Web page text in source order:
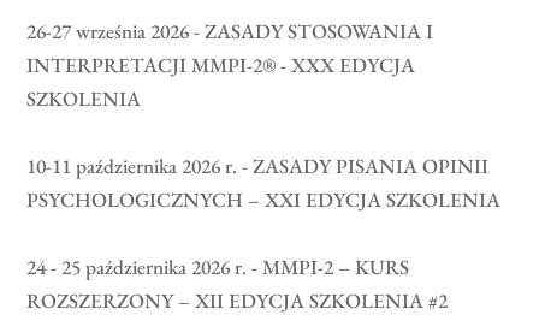
26-27 września 2026 - ZASADY STOSOWANIA I
INTERPRETACJI MMPI-2® - XXX EDYCJA
SZKOLENIA
10-11 października 2026 r. - ZASADY PISANIA OPINII
PSYCHOLOGICZNYCH – XXI EDYCJA SZKOLENIA
24 - 25 października 2026 r. - MMPI-2 – KURS
ROZSZERZONY – XII EDYCJA SZKOLENIA #2